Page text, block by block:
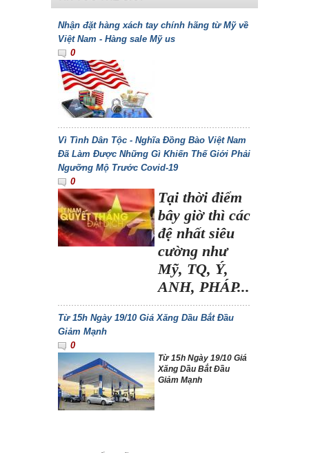
Nhận đặt hàng xách tay chính hãng từ Mỹ về
Việt Nam - Hàng sale Mỹ us
0
Vì Tình Dân Tộc - Nghĩa Đồng Bào Việt Nam
Đã Làm Được Những Gì Khiến Thế Giới Phải
Ngưỡng Mộ Trước Covid-19
0
Tại thời điểm
bây giờ thì các
đệ nhất siêu
cường như
Mỹ, TQ, Ý,
ANH, PHÁP...
Từ 15h Ngày 19/10 Giá Xăng Dầu Bắt Đầu
Giảm Mạnh
0
Từ 15h Ngày 19/10 Giá
Xăng Dầu Bắt Đầu
Giảm Mạnh